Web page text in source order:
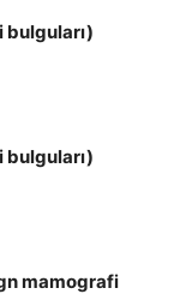
bulguları)
bulguları)
mamografi